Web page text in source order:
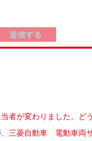
者が変わりました。ど
三菱自動車 電動車両